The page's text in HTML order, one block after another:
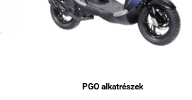
PGO alkatrészek